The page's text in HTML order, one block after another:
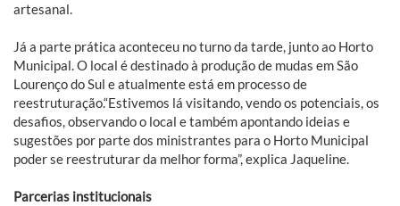
artesanal.
Já a parte prática aconteceu no turno da tarde, junto ao Horto
Municipal. O local é destinado à produção de mudas em São
Lourenço do Sul e atualmente está em processo de
reestruturação.“Estivemos lá visitando, vendo os potenciais, os
desafios, observando o local e também apontando ideias e
sugestões por parte dos ministrantes para o Horto Municipal
poder se reestruturar da melhor forma”, explica Jaqueline.
Parcerias institucionais